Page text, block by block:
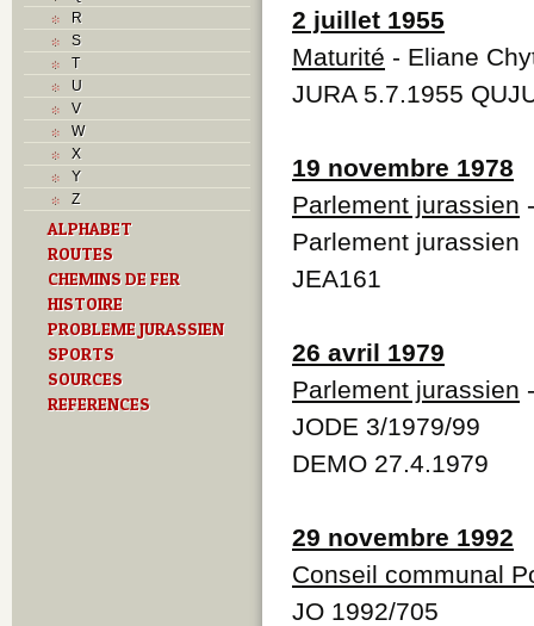
R
S
T
U
V
W
X
Y
Z
ALPHABET
ROUTES
CHEMINS DE FER
HISTOIRE
PROBLEME JURASSIEN
SPORTS
SOURCES
REFERENCES
2 juillet 1955
Maturité - Eliane
JURA 5.7.1955
19 novembre 1978
Parlement jurassien
Parlement jurassien
JEA161
26 avril 1979
Parlement jurassien
JODE 3/1979/99
DEMO 27.4.1979
29 novembre 1992
Conseil communal
JO 1992/705